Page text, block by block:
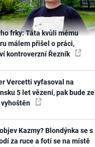
frky: Táta kvůli mému
málem přišel o práci,
kontroverzní Řezník
Vercetti vyfasoval na
5 let vězení, pak bude ze
Kazmy? Blondýnka se s
za ruce a fotí se na místě